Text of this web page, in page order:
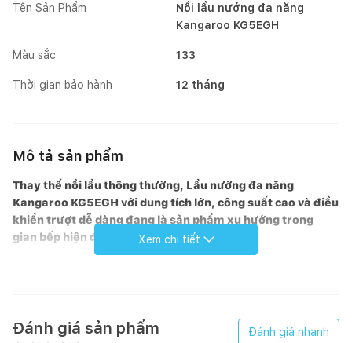
Tên Sản Phẩm
Nồi lẩu nướng đa năng
Kangaroo KG5EGH
Màu sắc 133
Thời gian bảo hành 12 tháng
Mô tả sản phẩm
Thay thế nồi lẩu thông thường, Lẩu nướng đa năng
Kangaroo KG5EGH với dung tích lớn, công suất cao và điều
khiển trượt dễ dàng đang là sản phẩm xu hướng trong
gian bếp hiện đại.
Xem chi tiết
Đánh giá sản phẩm Đánh giá nhanh